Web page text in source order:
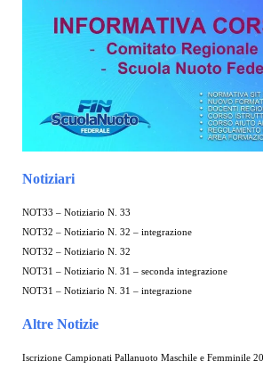
Notiziari
NOT33 – Notiziario N. 33
NOT32 – Notiziario N. 32 – integrazione
NOT32 – Notiziario N. 32
NOT31 – Notiziario N. 31 – seconda integrazione
NOT31 – Notiziario N. 31 – integrazione
Altre Notizie
Iscrizione Campionati Pallanuoto Maschile e Femminile